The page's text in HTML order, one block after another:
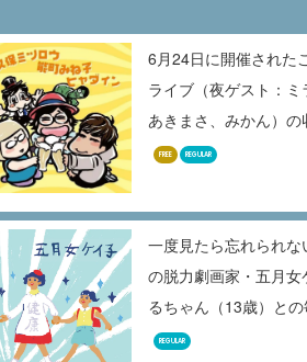
6月24日に開催された
ライブ（夜ゲスト：
あきまさ、みかん）の
FREE REGULAR
一度見たら忘れられ
の脱力劇画家・五月
るちゃん（13歳）と
REGULAR